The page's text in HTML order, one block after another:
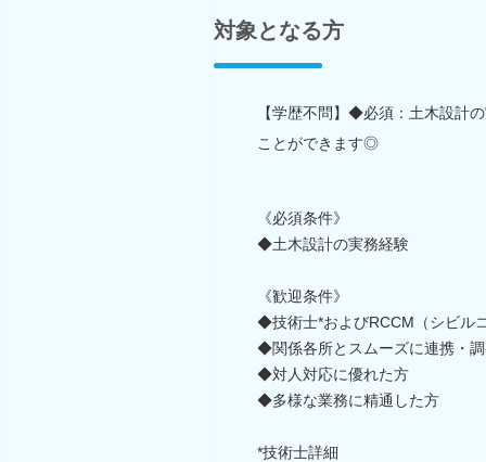
対象となる方
【学歴不問】◆必須：土木設計
ことができます◎
《必須条件》
◆土木設計の実務経験
《歓迎条件》
◆技術士*およびRCCM（シビル
◆関係各所とスムーズに連携・
◆対人対応に優れた方
◆多様な業務に精通した方
*技術士詳細